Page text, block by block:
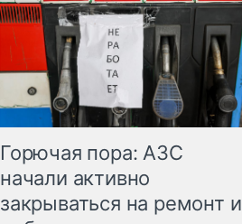
Горючая пора: АЗС
начали активно
закрываться на ремонт и